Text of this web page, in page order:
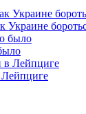
Украине